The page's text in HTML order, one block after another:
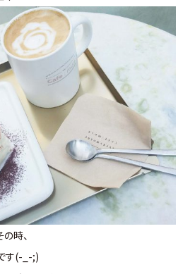
時、
す(-_-;)